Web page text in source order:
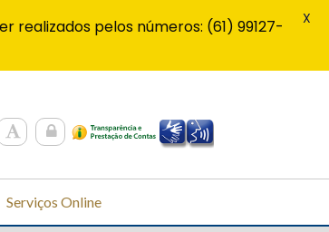
Serviços Online
pelos números: (61) 99127-
X